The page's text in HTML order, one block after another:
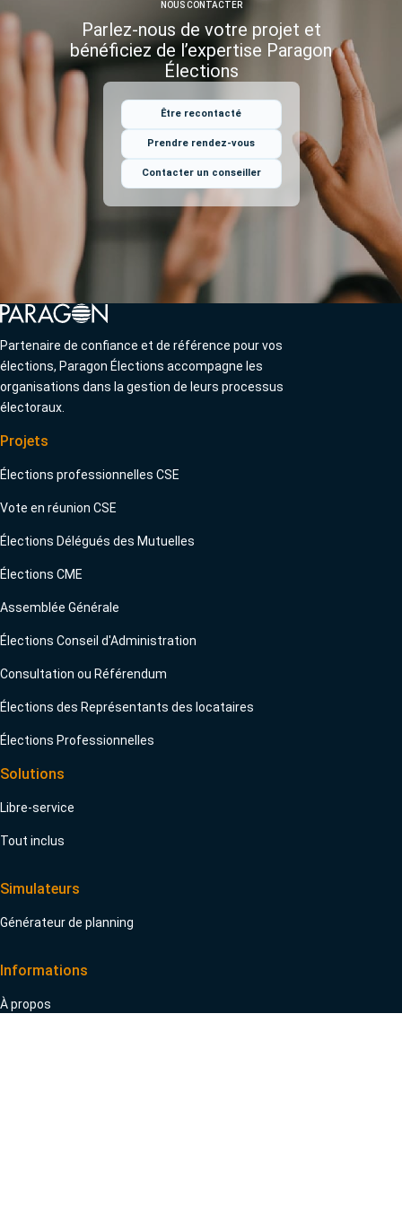
NOUS CONTACTER
Parlez-nous de votre projet et
bénéficiezde l’expertise Paragon
Élections
Être recontacté
Prendre rendez-vous
Contacter un conseiller
Partenaire de confiance et de référence pour vos
élections, Paragon Élections accompagne les
organisations dans la gestion de leurs processus
électoraux.
Projets
Élections professionnelles CSE
Vote en réunion CSE
Élections Délégués des Mutuelles
Élections CME
Assemblée Générale
Élections Conseil d'Administration
Consultation ou Référendum
Élections des Représentants des locataires
Élections Professionnelles
Solutions
Libre-service
Tout inclus
Simulateurs
Générateur de planning
Informations
À propos